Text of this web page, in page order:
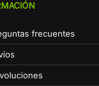
frecuentes